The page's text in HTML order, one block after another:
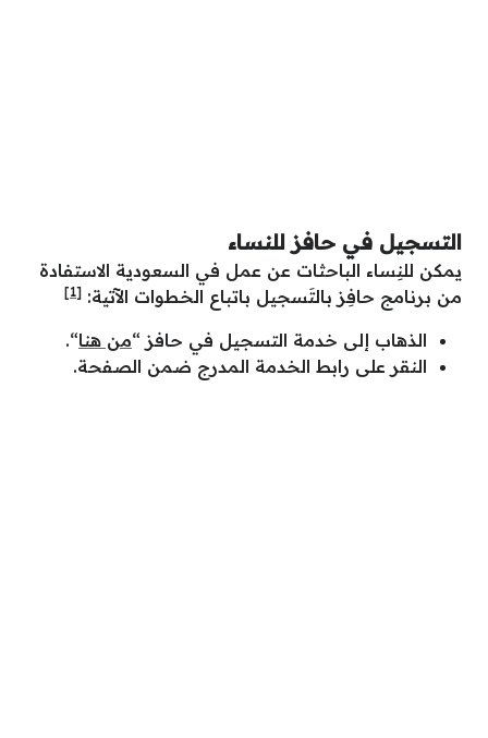
التسجيل في حافز للنساء
يمكن للنِساء الباحثات عن عمل في السعودية الاستفادة
من برنامج حافِز بالتَسجيل باتباع الخطوات الآتية: [1]
الذهاب إلى خدمة التسجيل في حافز “من هنا“.
النقر على رابط الخدمة المدرج ضمن الصفحة.